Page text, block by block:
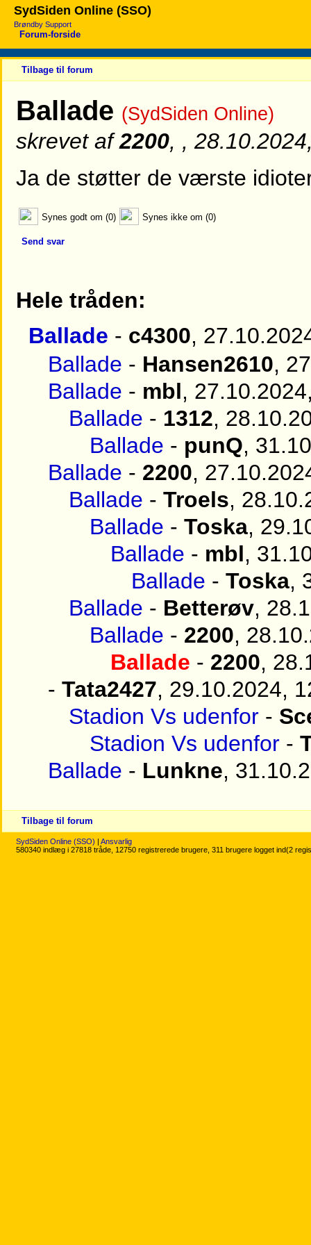
SydSiden Online (SSO)
Brøndby Support
Forum-forside
Tilbage til forum
Ballade (SydSiden Online)
skrevet af2200, ,
Ja de støtter de værste
Synes godt om (0) Synes ikke om (0)
Send svar
Hele tråden:
Ballade - c4300,
Ballade - Hansen2610,
Ballade - mbl,
Ballade - 1312,
Ballade - punQ,
Ballade - 2200,
Ballade - Troels,
Ballade - Toska,
Ballade - mbl,
Ballade - Toska,
Ballade - Betterøv,
Ballade - 2200,
Ballade - 2200,
- Tata2427, 29.10.2024,
Stadion Vs udenfor -
Stadion Vs udenfor -
Ballade - Lunkne,
Tilbage til forum
SydSiden Online (SSO) | Ansvarlig
580340 indlæg i 27818 tråde, 12750 registrerede brugere, 311 brugere logget ind(2